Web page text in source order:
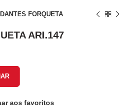
FORQUETA
ARI.147
aos favoritos